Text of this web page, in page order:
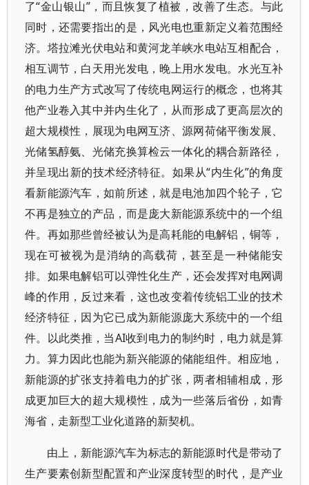
了“金山银山”，而且恢复了植被，改善了生态。与此
同时，还需要指出的是，风光电也重新定义着范围经
济。塔拉滩光伏电站和黄河龙羊峡水电站互相配合，
相互调节，白天用光发电，晚上用水发电。水光互补
的电力生产方式改写了传统电网运行的概念，也将其
他产业卷入其中并内生化了，从而形成了更高层次的
超大规模性，展现为电网互济、源网荷储平衡发展、
光储氢醇氨、光储充换算检云一体化的耦合新路径，
并呈现出新的技术经济特征。如果从“内生化”的角度
看新能源汽车，如前所述，就是电池加四个轮子，它
不再是独立的产品，而是庞大新能源系统中的一个组
件。再如那些曾经被认为是高耗能的电解铝，铜等，
现在可被视为是消纳的高载荷，甚至是一种储能安
排。如果电解铝可以弹性化生产，还会发挥对电网调
峰的作用，反过来看，这也改变着传统铝工业的技术
经济特征，因为它已成为新能源庞大系统中的一个组
件。以此类推，当AI收到电力的制约时，电力就是算
力。算力因此也能为新兴能源的储能组件。相应地，
新能源的扩张支持着电力的扩张，两者相辅相成，形
成更加巨大的超大规模性，成为一些落后省份，如青
海省，走新型工业化道路的新契机。
由上，新能源汽车为标志的新能源时代是带动了
生产要素创新型配置和产业深度转型的时代，是产业